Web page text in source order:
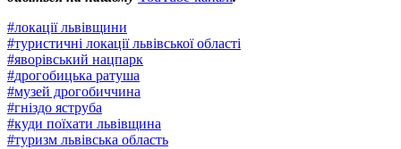
#локації львівщини
#туристичні локації львівської області
#яворівський нацпарк
#дрогобицька ратуша
#музей дрогобиччина
#гніздо яструба
#куди поїхати львівщина
#туризм львівська область